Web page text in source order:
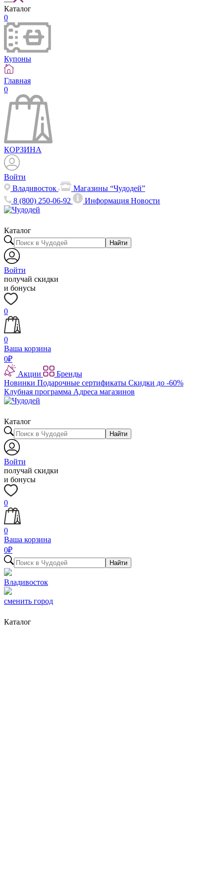
Каталог
0
Купоны
Главная
0
КОРЗИНА
Войти
Владивосток
Магазины “Чудодей”
8 (800) 250-06-92
ИнформацияНовости
Каталог
Найти
Войти
получай скидки
и бонусы
0
0
Ваша корзина
0₽
Акции
Бренды
Новинки Подарочные сертификаты Скидки до -60%
Клубная программа Адреса магазинов
Каталог
Найти
Войти
получай скидки
и бонусы
0
0
Ваша корзина
0₽
Найти
Владивосток
сменить город
Каталог